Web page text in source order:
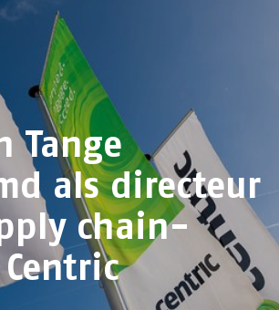
Tange
als directeur
chain-